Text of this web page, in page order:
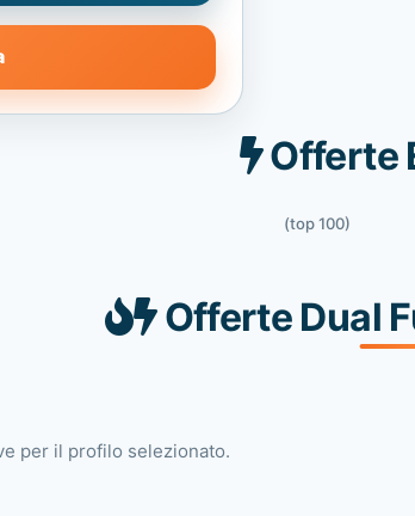
Offerte
(top 100)
Offerte Dual
per il profilo selezionato.